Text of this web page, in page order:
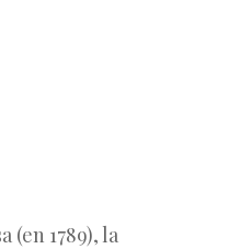
(en 1789), la